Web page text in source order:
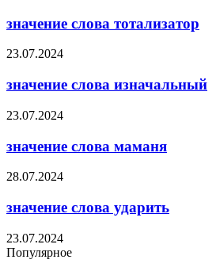
значение слова тотализатор
23.07.2024
значение слова изначальный
23.07.2024
значение слова маманя
28.07.2024
значение слова ударить
23.07.2024
Популярное